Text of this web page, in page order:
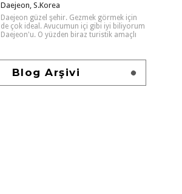
Daejeon, S.Korea
Daejeon güzel şehir. Gezmek görmek için
de çok ideal. Avucumun içi gibi iyi biliyorum
Daejeon'u. O yüzden biraz turistik amaçlı
Blog Arşivi